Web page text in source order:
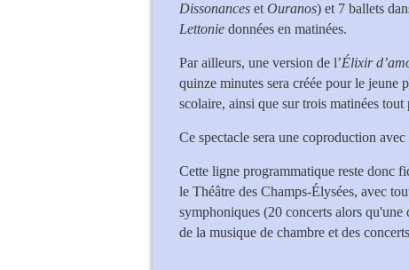
Dissonances et Ouranos) et 7 ballets
Lettonie données en matinées.
Par ailleurs, une version de l’Élixir
quinze minutes sera créée pour le jeune
scolaire, ainsi que sur trois matinées tout
Ce spectacle sera une coproduction avec
Cette ligne programmatique reste donc
le Théâtre des Champs-Élysées, avec
symphoniques (20 concerts alors
de la musique de chambre et des